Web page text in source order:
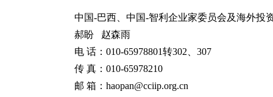
中国-巴西、中国-智利企业家委员会及海外投
郝盼 赵森雨
电 话：010-65978801转302、307
传 真：010-65978210
邮 箱：haopan@cciip.org.cn